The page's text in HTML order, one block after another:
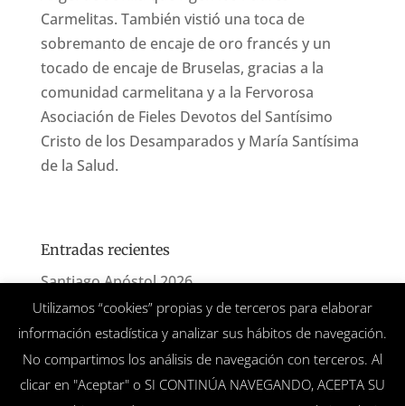
Carmelitas. También vistió una toca de
sobremanto de encaje de oro francés y un
tocado de encaje de Bruselas, gracias a la
comunidad carmelitana y a la Fervorosa
Asociación de Fieles Devotos del Santísimo
Cristo de los Desamparados y María Santísima
de la Salud.
Entradas recientes
Santiago Apóstol 2026
San Benito 2026
Corpus Christi 2026
Ofrenda floral a la Virgen del Prado 2026
Utilizamos “cookies” propias y de terceros para elaborar
información estadística y analizar sus hábitos de navegación.
No compartimos los análisis de navegación con terceros. Al
clicar en "Aceptar" o SI CONTINÚA NAVEGANDO, ACEPTA SU